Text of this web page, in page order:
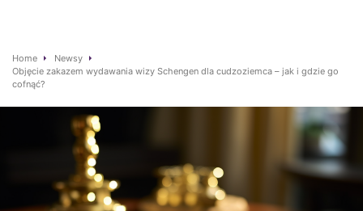
Home
Newsy
Objęcie zakazem wydawania wizy Schengen dla cudzoziemca – jak i gdzie go
cofnąć?